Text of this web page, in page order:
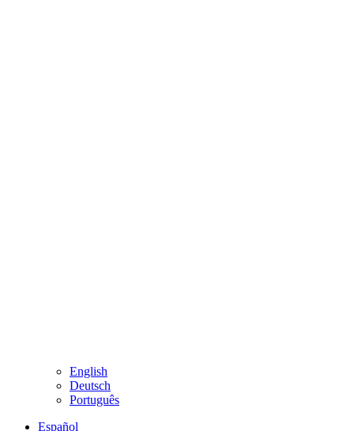
English
Deutsch
Português
Español